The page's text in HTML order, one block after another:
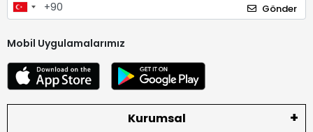
Gönder
Mobil Uygulamalarımız
Kurumsal